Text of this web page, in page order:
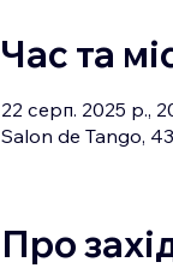
Час та
22 серп. 2025 р.,
Salon de Tango,
Про